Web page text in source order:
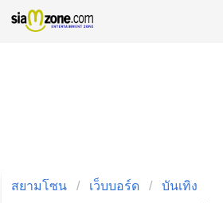
สยามโซน เว็บบอร์ด บันเทิง